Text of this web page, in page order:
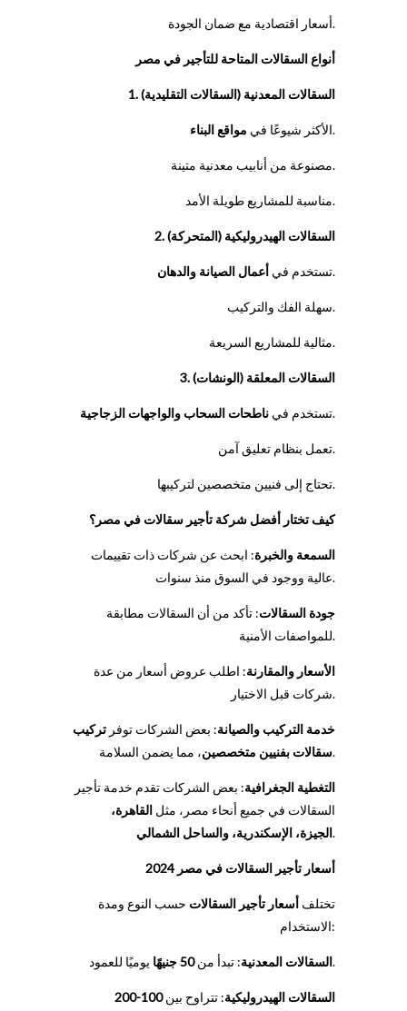
أسعار اقتصادية مع ضمان الجودة.
أنواع السقالات المتاحة للتأجير في مصر
1. السقالات المعدنية (السقالات التقليدية)
الأكثر شيوعًا في مواقع البناء .
مصنوعة من أنابيب معدنية متينة.
مناسبة للمشاريع طويلة الأمد.
2. السقالات الهيدروليكية (المتحركة)
تستخدم في أعمال الصيانة والدهان .
سهلة الفك والتركيب.
مثالية للمشاريع السريعة.
3. السقالات المعلقة (الونشات)
تستخدم في ناطحات السحاب والواجهات الزجاجية .
تعمل بنظام تعليق آمن.
تحتاج إلى فنيين متخصصين لتركيبها.
كيف تختار أفضل شركة تأجير سقالات في مصر؟
السمعة والخبرة: ابحث عن شركات ذات تقييمات
عالية ووجود في السوق منذ سنوات.
جودة السقالات: تأكد من أن السقالات مطابقة
للمواصفات الأمنية.
الأسعار والمقارنة: اطلب عروض أسعار من عدة
شركات قبل الاختيار.
خدمة التركيب والصيانة: بعض الشركات توفر تركيب
سقالات بفنيين متخصصين، مما يضمن السلامة.
التغطية الجغرافية: بعض الشركات تقدم خدمة تأجير
السقالات في جميع أنحاء مصر، مثل القاهرة،
الجيزة، الإسكندرية، والساحل الشمالي.
أسعار تأجير السقالات في مصر 2024
تختلف أسعار تأجير السقالات حسب النوع ومدة
الاستخدام:
السقالات المعدنية: تبدأ من50 جنيهًا يوميًا للعمود.
السقالات الهيدروليكية: تتراوح بين
100-200